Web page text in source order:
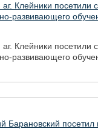
Клейники посетили
развивающего
Клейники посетили
развивающего
Барановский посетил